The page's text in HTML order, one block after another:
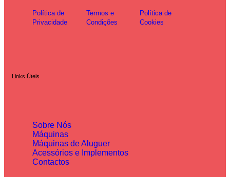
Política de
Privacidade
Termos e
Condições
Política de
Cookies
Links Úteis
Sobre Nós
Máquinas
Máquinas de Aluguer
Acessórios e Implementos
Contactos